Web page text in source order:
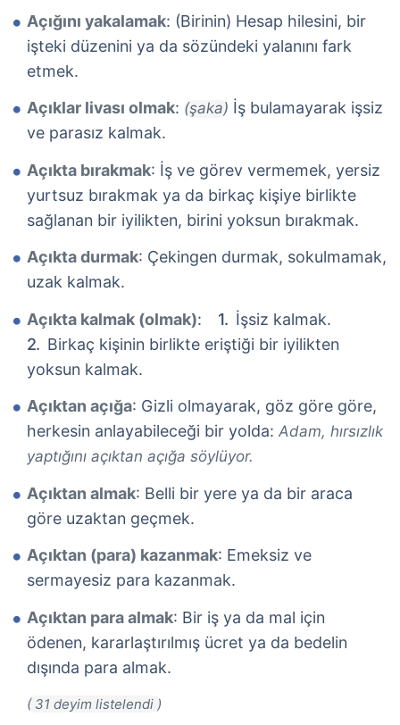
Açığını yakalamak: (Birinin) Hesap hilesini, bir
işteki düzenini ya da sözündeki yalanını fark
etmek.
Açıklar livası olmak: (şaka) İş bulamayarak işsiz
ve parasız kalmak.
Açıkta bırakmak: İş ve görev vermemek, yersiz
yurtsuz bırakmak ya da birkaç kişiye birlikte
sağlanan bir iyilikten, birini yoksun bırakmak.
Açıkta durmak: Çekingen durmak, sokulmamak,
uzak kalmak.
Açıkta kalmak (olmak):
İşsiz kalmak.
Birkaç kişinin birlikte eriştiği bir iyilikten
yoksun kalmak.
Açıktan açığa: Gizli olmayarak, göz göre göre,
herkesin anlayabileceği bir yolda: Adam, hırsızlık
yaptığını açıktan açığa söylüyor.
Açıktan almak: Belli bir yere ya da bir araca
göre uzaktan geçmek.
Açıktan (para) kazanmak: Emeksiz ve
sermayesiz para kazanmak.
Açıktan para almak: Bir iş ya da mal için
ödenen, kararlaştırılmış ücret ya da bedelin
dışında para almak.